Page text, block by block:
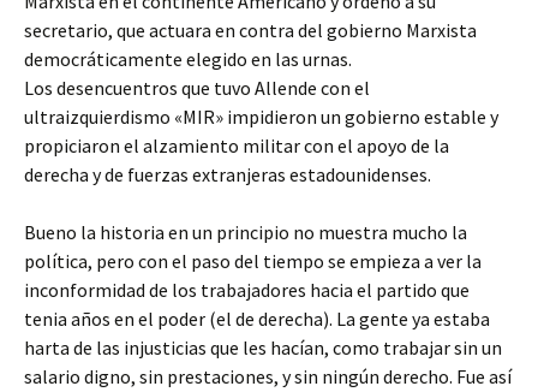
secretario, que actuara en contra del gobierno Marxista
democráticamente elegido en las urnas.
Los desencuentros que tuvo Allende con el
ultraizquierdismo «MIR» impidieron un gobierno estable y
propiciaron el alzamiento militar con el apoyo de la
derecha y de fuerzas extranjeras estadounidenses.
Bueno la historia en un principio no muestra mucho la
política, pero con el paso del tiempo se empieza a ver la
inconformidad de los trabajadores hacia el partido que
tenia años en el poder (el de derecha). La gente ya estaba
harta de las injusticias que les hacían, como trabajar sin un
salario digno, sin prestaciones, y sin ningún derecho. Fue así